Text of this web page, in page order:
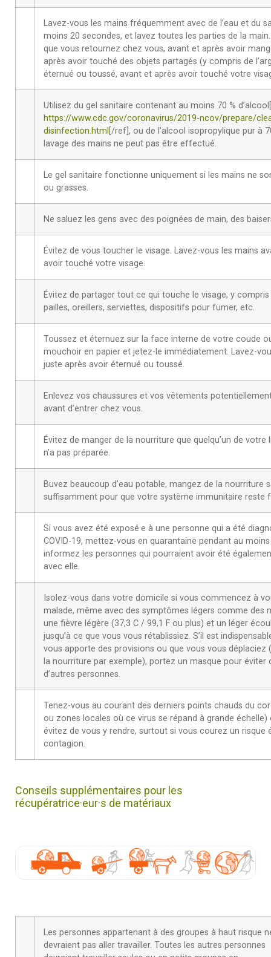
Lavez-vous les mains fréquemment avec de l’eau et du
moins 20 secondes, et lavez toutes les parties de la
que vous retournez chez vous, avant et après avoir
après avoir touché des objets partagés (y compris de
éternué ou toussé, avant et après avoir touché votre
Utilisez du gel sanitaire contenant au moins 70 %
https://www.cdc.gov/coronavirus/2019-ncov/prepare/
disinfection.html [/ref], ou de l’alcool isopropylique pur à
lavage des mains ne peut pas être effectué.
Le gel sanitaire fonctionne uniquement si les mains ne
ou grasses.
Ne saluez les gens avec des poignées de main, des
Évitez de vous toucher le visage. Lavez-vous les mains
avoir touché votre visage.
Évitez de partager tout ce qui touche le visage, y
pailles, oreillers, serviettes, dispositifs pour fumer, etc.
Toussez et éternuez sur la face interne de votre coude
mouchoir en papier et jetez-le immédiatement. Lavez-
juste après avoir éternué ou toussé.
Enlevez vos chaussures et vos vêtements
avant d’entrer chez vous.
Évitez de manger de la nourriture que quelqu’un de votre
n’a pas préparée.
Buvez beaucoup d’eau potable, mangez de la nourriture
suffisamment pour que votre système immunitaire reste
Si vous avez été exposé·e à une personne qui a été
COVID-19, mettez-vous en quarantaine pendant au
informez les personnes qui pourraient avoir été
avec elle.
Isolez-vous dans votre domicile si vous commencez à
malade, même avec des symptômes légers comme des
une fièvre légère (37,3 C / 99,1 F ou plus) et un léger
jusqu’à ce que vous vous rétablissiez. S’il est
vous apporte des provisions ou que vous vous déplaciez
la nourriture par exemple), portez un masque pour éviter
d’autres personnes.
Tenez-vous au courant des derniers points chauds du
ou zones locales où ce virus se répand à grande échelle)
évitez de vous y rendre, surtout si vous courez un risque
contagion.
Conseils supplémentaires pour les
récupératrice·eur·s de matériaux
Les personnes appartenant à des groupes à haut risque
devraient pas aller travailler. Toutes les autres personnes